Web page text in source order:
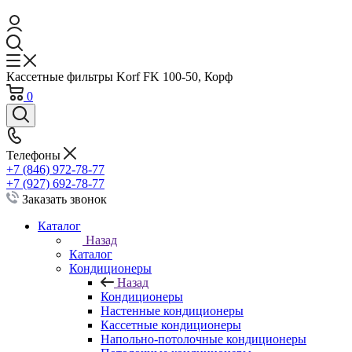
Кассетные фильтры Korf FK 100-50, Корф
0
Телефоны
+7 (846) 972-78-77
+7 (927) 692-78-77
Заказать звонок
Каталог
Назад
Каталог
Кондиционеры
Назад
Кондиционеры
Настенные кондиционеры
Кассетные кондиционеры
Напольно-потолочные кондиционеры